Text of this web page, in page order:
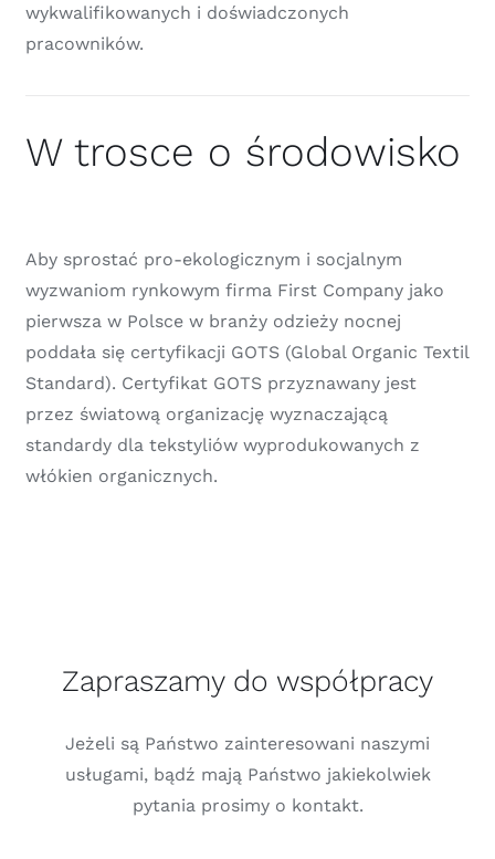
wykwalifikowanych i doświadczonych
pracowników.
W trosce o środowisko
Aby sprostać pro-ekologicznym i socjalnym
wyzwaniom rynkowym firma First Company jako
pierwsza w Polsce w branży odzieży nocnej
poddała się certyfikacji GOTS (Global Organic Textil
Standard). Certyfikat GOTS przyznawany jest
przez światową organizację wyznaczającą
standardy dla tekstyliów wyprodukowanych z
włókien organicznych.
Zapraszamy do współpracy
Jeżeli są Państwo zainteresowani naszymi
usługami, bądź mają Państwo jakiekolwiek
pytania prosimy o kontakt.